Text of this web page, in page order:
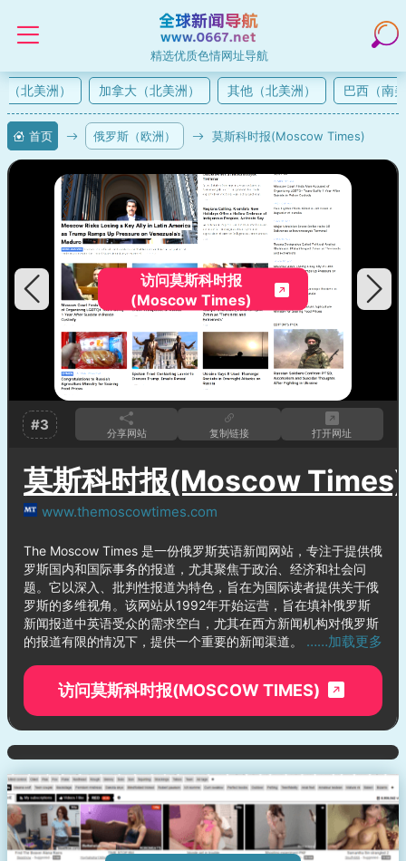
精选优质色情网址导航
北美洲） 加拿大（北美洲） 其他（北美洲） 巴西（南美
首页 俄罗斯（欧洲） 莫斯科时报(Moscow Times)
访问莫斯科时报
(Moscow Times)
#3 分享网站 复制链接 打开网址
莫斯科时报(Moscow Times)
www.themoscowtimes.com
The Moscow Times 是一份俄罗斯英语新闻网站，专注于提供俄
罗斯国内和国际事务的报道，尤其聚焦于政治、经济和社会问
题。它以深入、批判性报道为特色，旨在为国际读者提供关于俄
罗斯的多维视角。该网站从1992年开始运营，旨在填补俄罗斯
新闻报道中英语受众的需求空白，尤其在西方新闻机构对俄罗斯
的报道有限的情况下，提供一个重要的新闻渠道。 ……加载更多
访问莫斯科时报(MOSCOW TIMES)